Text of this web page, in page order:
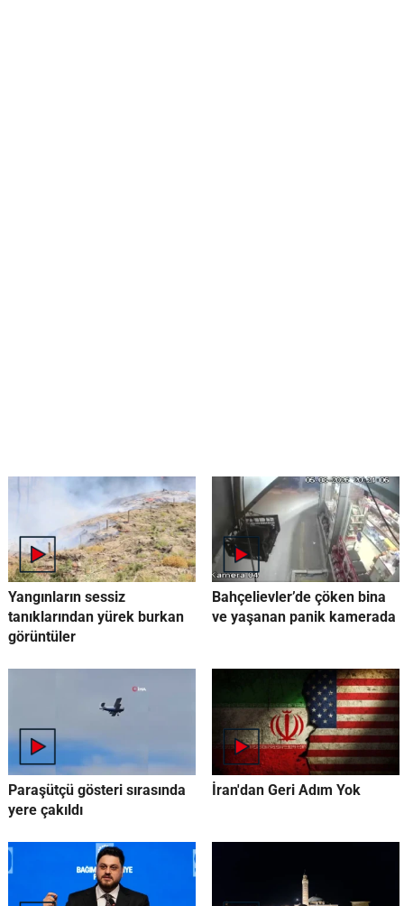
Yangınların sessiz
tanıklarından yürek burkan
görüntüler
Bahçelievler’de çöken bina
ve yaşanan panik kamerada
Paraşütçü gösteri sırasında
yere çakıldı
İran'dan Geri Adım Yok